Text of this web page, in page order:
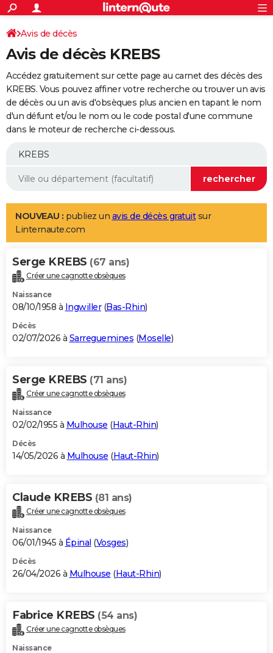
ACTUALITÉS
Politique
Société
Faits Divers
Education
Monde
Villes
+
SPORT
Coupe du monde 2026
Football
Tennis
Cyclisme
Rugby
Forum
Programme TV
TNT
Streaming
Cinéma
Sorties cinéma
Musique
+
FINANCE
Retraite
Impôts
Epargne
Immobilier
Risques naturels par ville
Banque
Assurance
Crédit
AUTO
Essais
Réserver un essai
Citadines
Berlines
SUV
Forum auto
+
Mobiles
Meilleur smartphone
Internet
Ordinateurs
Jeux vidéo
Guide high-tech
Aménagement intérieur
LIFESTYLE
Art de vivre
Bien-être
Loisirs
Mode
Modes de vie
Alimentation
Guide de la santé
Maladies
Médicaments
Sommeil
VOYAGE
Destinations
City break
Voyage nature
Voyage de noces
Forum
Climat
+PHOTO
GUIDES D'ACHAT
BONS PLANS
Carte de Noël
Carte Bonne année
Carte Saint-Valentin
Carte Pâques
Carte d'anniversaire
DICTIONNAIRE
Dictionnaire
Biographies
Citations
Expressions
Proverbes
PROGRAMME TV
S'inscrire
Se connecter
Lycées
Collèges
Primaires
Universités
Entreprises
Service militaire
Avis de recherche
AVIS DE DÉCÈS
Bricolage
Lifestyle
Culture
Sport
Auto
Television
Voyage
Cinema
Avis de décès
Avis de décès KREBS
Accédez gratuitement sur cette page au carnet des décès des
KREBS. Vous pouvez affiner votre recherche ou trouver un avis
de décès ou un avis d'obsèques plus ancien en tapant le nom
d'un défunt et/ou le nom ou le code postal d'une commune
dans le moteur de recherche ci-dessous.
NOUVEAU : publiez un avis de décès gratuitsur
Linternaute.com
Serge KREBS (67 ans)
Créer une cagnotte obsèques
Naissance
08/10/1958 à Ingwiller(Bas-Rhin)
Décès
02/07/2026 à Sarreguemines (Moselle)
Serge KREBS (71 ans)
Créer une cagnotte obsèques
Naissance
02/02/1955 à Mulhouse (Haut-Rhin)
Décès
14/05/2026 à Mulhouse (Haut-Rhin)
Claude KREBS (81 ans)
Créer une cagnotte obsèques
Naissance
06/01/1945 à Épinal (Vosges)
Décès
26/04/2026 à Mulhouse (Haut-Rhin)
Fabrice KREBS (54 ans)
Créer une cagnotte obsèques
Naissance